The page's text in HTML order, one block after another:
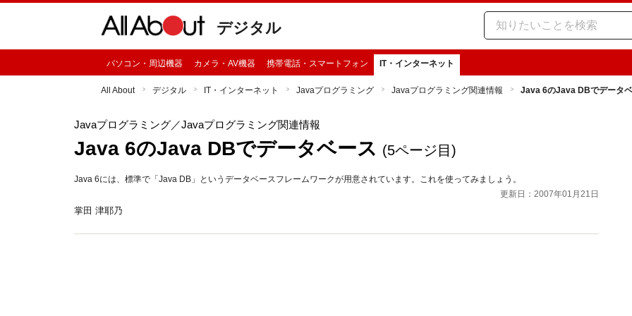
デジタル
パソコン・周辺機器 カメラ・AV機器 携帯電話・スマートフォン IT・インターネット
All About デジタル IT・インターネット Javaプログラミング Javaプログラミング関連情報 Java 6のJava DBでデータ
Javaプログラミング／Javaプログラミング関連情報
Java 6のJava DBでデータベース (5ページ目)
Java 6には、標準で「Java DB」というデータベースフレームワークが用意されています。これを使ってみましょう。
更新日：2007年01月21日
掌田 津耶乃